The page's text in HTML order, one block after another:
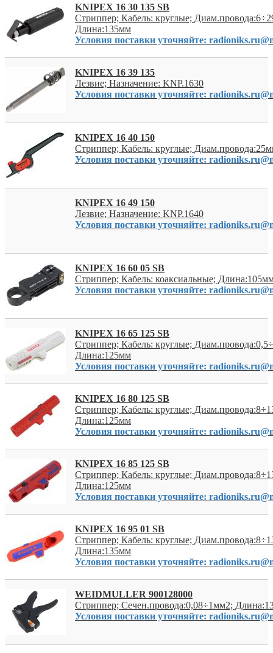
KNIPEX 16 30 135 SB
Стриппер; Кабель: круглые;
Длина:135мм
Условия поставки уточняйте:
KNIPEX 16 39 135
Лезвие; Назначение: KNP.1630
Условия поставки уточняйте:
KNIPEX 16 40 150
Стриппер; Кабель: круглые;
Условия поставки уточняйте:
KNIPEX 16 49 150
Лезвие; Назначение: KNP.1640
Условия поставки уточняйте:
KNIPEX 16 60 05 SB
Стриппер; Кабель: коаксиальные;
Условия поставки уточняйте:
KNIPEX 16 65 125 SB
Стриппер; Кабель: круглые;
Длина:125мм
Условия поставки уточняйте:
KNIPEX 16 80 125 SB
Стриппер; Кабель: круглые;
Длина:125мм
Условия поставки уточняйте:
KNIPEX 16 85 125 SB
Стриппер; Кабель: круглые;
Длина:125мм
Условия поставки уточняйте:
KNIPEX 16 95 01 SB
Стриппер; Кабель: круглые;
Длина:135мм
Условия поставки уточняйте:
WEIDMULLER 900128000
Стриппер; Сечен.провода:0,08÷1мм2;
Условия поставки уточняйте: